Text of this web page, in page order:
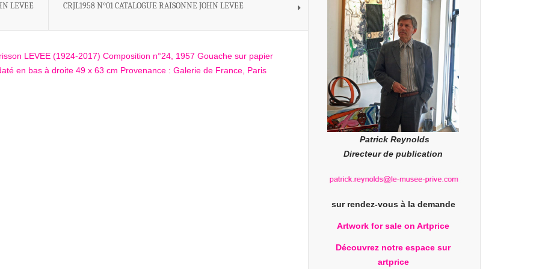
LEVEE CRJL1958 N°01 CATALOGUE RAISONNE JOHN LEVEE
Patrick Reynolds
Directeur de publication
sur rendez-vous à la demande
Artwork for sale on Artprice
Découvrez notre espace sur
artprice